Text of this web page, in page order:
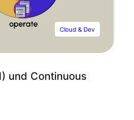
Cloud & Dev
und Continuous